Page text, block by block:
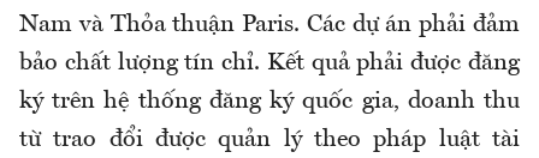
Nam và Thỏa thuận Paris. Các dự án phải đảm
bảo chất lượng tín chỉ. Kết quả phải được đăng
ký trên hệ thống đăng ký quốc gia, doanh thu
từ trao đổi được quản lý theo pháp luật tài